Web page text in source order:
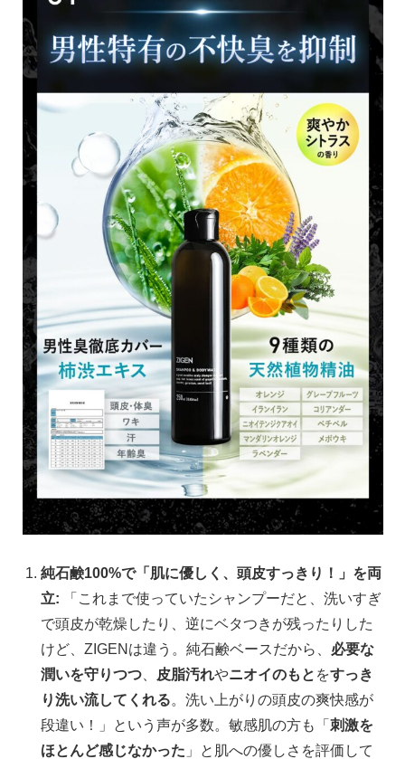
純石鹸100%で「肌に優しく、頭皮すっきり！」を両
立: 「これまで使っていたシャンプーだと、洗いすぎ
で頭皮が乾燥したり、逆にベタつきが残ったりした
けど、ZIGENは違う。純石鹸ベースだから、 必要な
潤いを守りつつ
皮脂汚れやニオイのもと をすっき
り洗い流してくれる。洗い上がりの頭皮の爽快感が
段違い！」という声が多数。敏感肌の方も「刺激を
ほとんど感じなかった 」と肌への優しさを評価して